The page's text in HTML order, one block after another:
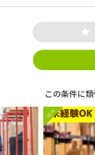
この条件に
NEW